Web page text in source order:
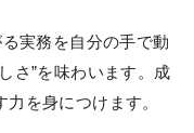
実務を自分の手で動
さ”を味わいます。成
を身につけます。